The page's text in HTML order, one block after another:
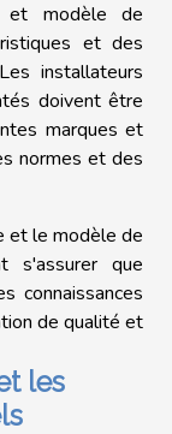
et modèle de
et des
installateurs
doivent être
marques et
normes et des
et le modèle de
s'assurer que
connaissances
de qualité et
les